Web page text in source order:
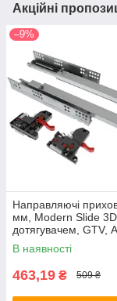
Акційні
–9%
Направляючі
мм, Modern Slide
дотягувачем, GTV,
В наявності
463,19 ₴ 509 ₴